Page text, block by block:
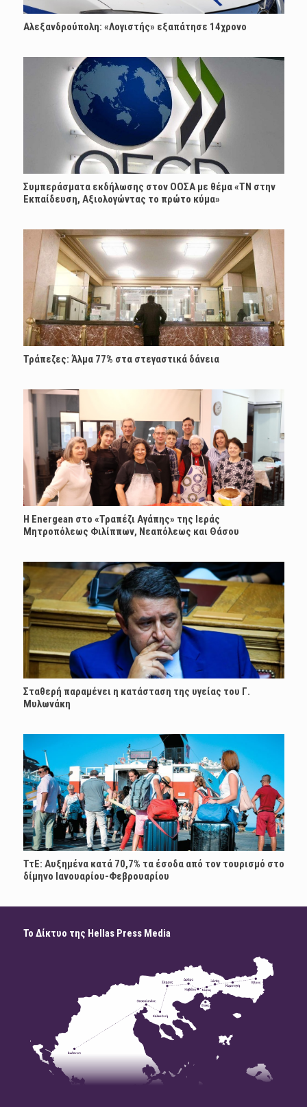
Αλεξανδρούπολη: «Λογιστής» εξαπάτησε 14χρονο
Συμπεράσματα εκδήλωσης στον ΟΟΣΑ με θέμα «ΤΝ στην
Εκπαίδευση, Αξιολογώντας το πρώτο κύμα»
Τράπεζες: Άλμα 77% στα στεγαστικά δάνεια
H Energean στο «Τραπέζι Αγάπης» της Ιεράς
Μητροπόλεως Φιλίππων, Νεαπόλεως και Θάσου
Σταθερή παραμένει η κατάσταση της υγείας του Γ.
Μυλωνάκη
ΤτΕ: Αυξημένα κατά 70,7% τα έσοδα από τον τουρισμό στο
δίμηνο Ιανουαρίου-Φεβρουαρίου
Το Δίκτυο της Hellas Press Media